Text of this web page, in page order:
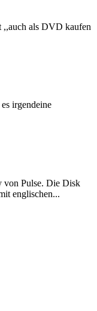
,,auch als DVD kaufen
irgendeine
von Pulse. Die Disk
englischen...